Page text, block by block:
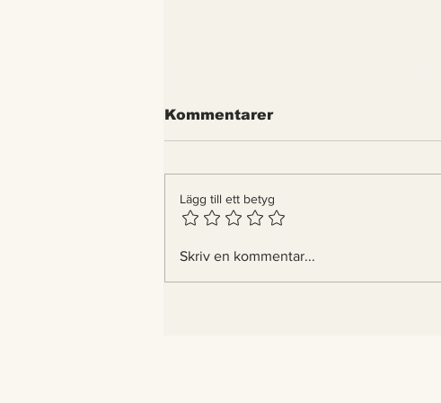
Indiens tigrar blir fler –
passager åt dem
Kommentarer
Lägg till ett betyg
Skriv en kommentar...